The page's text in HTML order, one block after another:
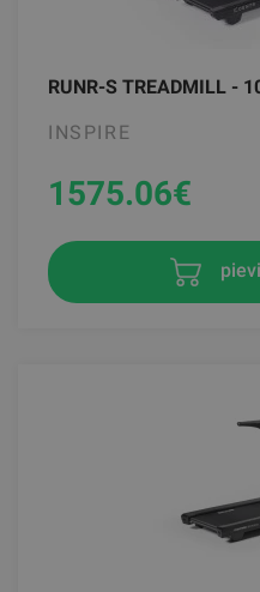
RUNR-S TREADMILL -
INSPIRE
1575.06€